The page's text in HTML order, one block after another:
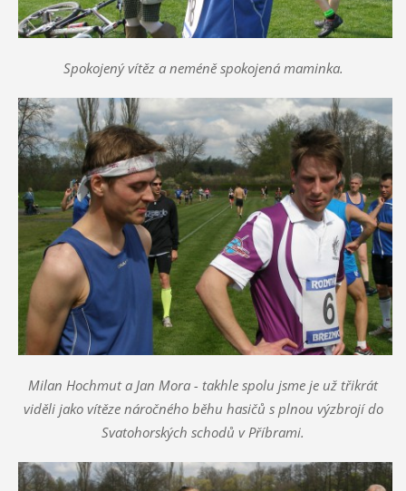
Spokojený vítěz a neméně spokojená maminka.
Milan Hochmut a Jan Mora - takhle spolu jsme je už třikrát
viděli jako vítěze náročného běhu hasičů s plnou výzbrojí do
Svatohorských schodů v Příbrami.